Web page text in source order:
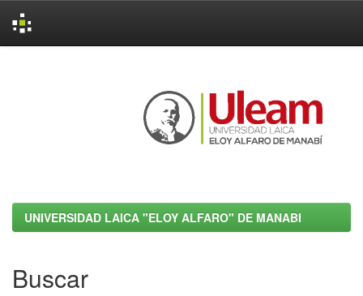
UNIVERSIDAD LAICA "ELOY ALFARO" DE MANABI
Buscar